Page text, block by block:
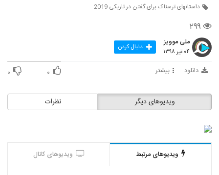
داستانهای ترسناک برای گفتن در تاریکی 2019
۲۹۹
ملی موویز
۰۴ تیر ۱۳۹۸ دنبال کردن
دانلود بیشتر ۰ ۰
نظرات ویدیوهای دیگر
ویدیوهای مرتبط ویدیوهای کانال